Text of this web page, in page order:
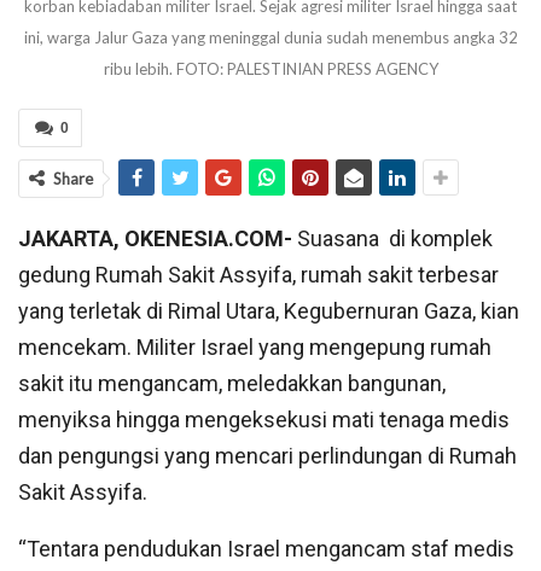
korban kebiadaban militer Israel. Sejak agresi militer Israel hingga saat
ini, warga Jalur Gaza yang meninggal dunia sudah menembus angka 32
ribu lebih. FOTO: PALESTINIAN PRESS AGENCY
0
Share
JAKARTA, OKENESIA.COM- Suasana di komplek
gedung Rumah Sakit Assyifa, rumah sakit terbesar
yang terletak di Rimal Utara, Kegubernuran Gaza, kian
mencekam. Militer Israel yang mengepung rumah
sakit itu mengancam, meledakkan bangunan,
menyiksa hingga mengeksekusi mati tenaga medis
dan pengungsi yang mencari perlindungan di Rumah
Sakit Assyifa.
“Tentara pendudukan Israel mengancam staf medis